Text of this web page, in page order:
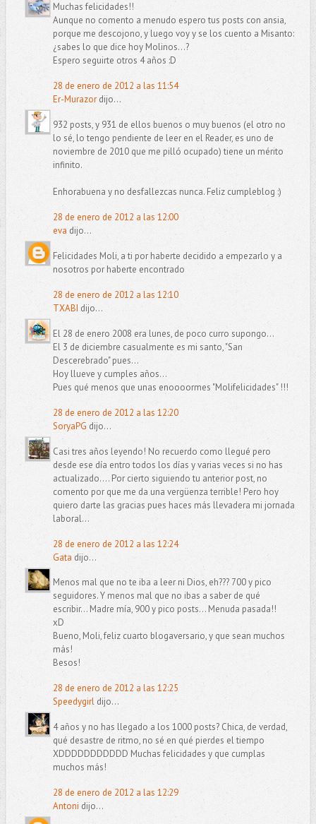
Muchas felicidades!!
Aunque no comento a menudo espero tus posts con ansia,
porque me descojono, y luego voy y se los cuento a Misanto:
¿sabes lo que dice hoy Molinos...?
Espero seguirte otros 4 años :D
28 de enero de 2012 a las 11:54
Er-Murazordijo...
932 posts, y 931 de ellos buenos o muy buenos (el otro no
lo sé, lo tengo pendiente de leer en el Reader, es uno de
noviembre de 2010 que me pilló ocupado) tiene un mérito
infinito.
Enhorabuena y no desfallezcas nunca. Feliz cumpleblog :)
28 de enero de 2012 a las 12:00
eva dijo...
Felicidades Moli, a ti por haberte decidido a empezarlo y a
nosotros por haberte encontrado
28 de enero de 2012 a las 12:10
TXABI dijo...
El 28 de enero 2008 era lunes, de poco curro supongo...
El 3 de diciembre casualmente es mi santo, "San
Descerebrado" pues...
Hoy llueve y cumples años...
Pues qué menos que unas enoooormes "Molifelicidades" !!!
28 de enero de 2012 a las 12:20
SoryaPG dijo...
Casi tres años leyendo! No recuerdo como llegué pero
desde ese día entro todos los días y varias veces si no has
actualizado.... Por cierto siguiendo tu anterior post, no
comento por que me da una vergüenza terrible! Pero hoy
quiero darte las gracias pues haces más llevadera mi jornada
laboral...
28 de enero de 2012 a las 12:24
Gata dijo...
Menos mal que no te iba a leer ni Dios, eh??? 700 y pico
seguidores. Y menos mal que no ibas a saber de qué
escribir... Madre mía, 900 y pico posts... Menuda pasada!!
xD
Bueno, Moli, feliz cuarto blogaversario, y que sean muchos
más!
Besos!
28 de enero de 2012 a las 12:25
Speedygirldijo...
4 años y no has llegado a los 1000 posts? Chica, de verdad,
qué desastre de ritmo, no sé en qué pierdes el tiempo
XDDDDDDDDDDD Muchas felicidades y que cumplas
muchos más!
28 de enero de 2012 a las 12:29
Antoni dijo...